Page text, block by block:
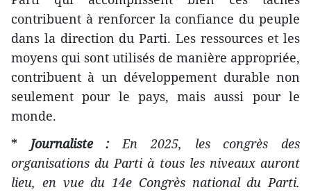
contribuent à renforcer la confiance du peuple
dans la direction du Parti. Les ressources et les
moyens qui sont utilisés de manière appropriée,
contribuent à un développement durable non
seulement pour le pays, mais aussi pour le
monde.
* Journaliste :En 2025, les congrès des
organisations du Parti à tous les niveaux auront
lieu, en vue du 14e Congrès national du Parti.